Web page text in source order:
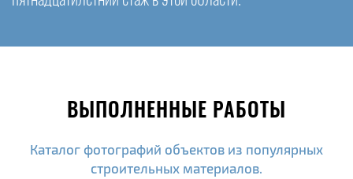
ВЫПОЛНЕННЫЕ РАБОТЫ
Каталог фотографий объектов из популярных
строительных материалов.